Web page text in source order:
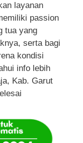
layanan
passion
tua yang
serta bagi
kondisi
info lebih
Kab. Garut